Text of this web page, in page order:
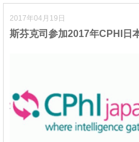
2017年04月19日
斯芬克司参加2017年CPHI日